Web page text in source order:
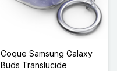
Coque Samsung Galaxy
Buds Translucide